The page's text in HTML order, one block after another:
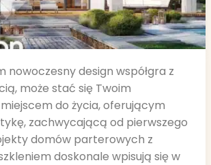
nowoczesny design współgra z
może stać się Twoim
do życia, oferującym
zachwycającą od pierwszego
domów parterowych z
doskonale wpisują się w